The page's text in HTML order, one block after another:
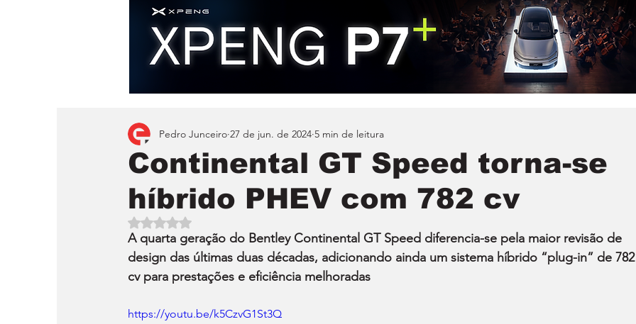
Continental GT Speed torna-se
híbrido PHEV com 782 cv
Pedro Junceiro 27 de jun. de 2024 5 min de leitura
Avaliado com NaN de 5 estrelas.
A quarta geração do Bentley Continental GT Speed diferencia-se pela maior revisão de
design das últimas duas décadas, adicionando ainda um sistema híbrido “plug-in” de
cv para prestações e eficiência melhoradas
https://youtu.be/k5CzvG1St3Q